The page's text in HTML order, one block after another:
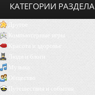
КАТЕГОРИИ РАЗДЕЛА
Другое
Компьютерные игры
Красота и здоровье
Люди и блоги
Музыка
Общество
Путешествия и события